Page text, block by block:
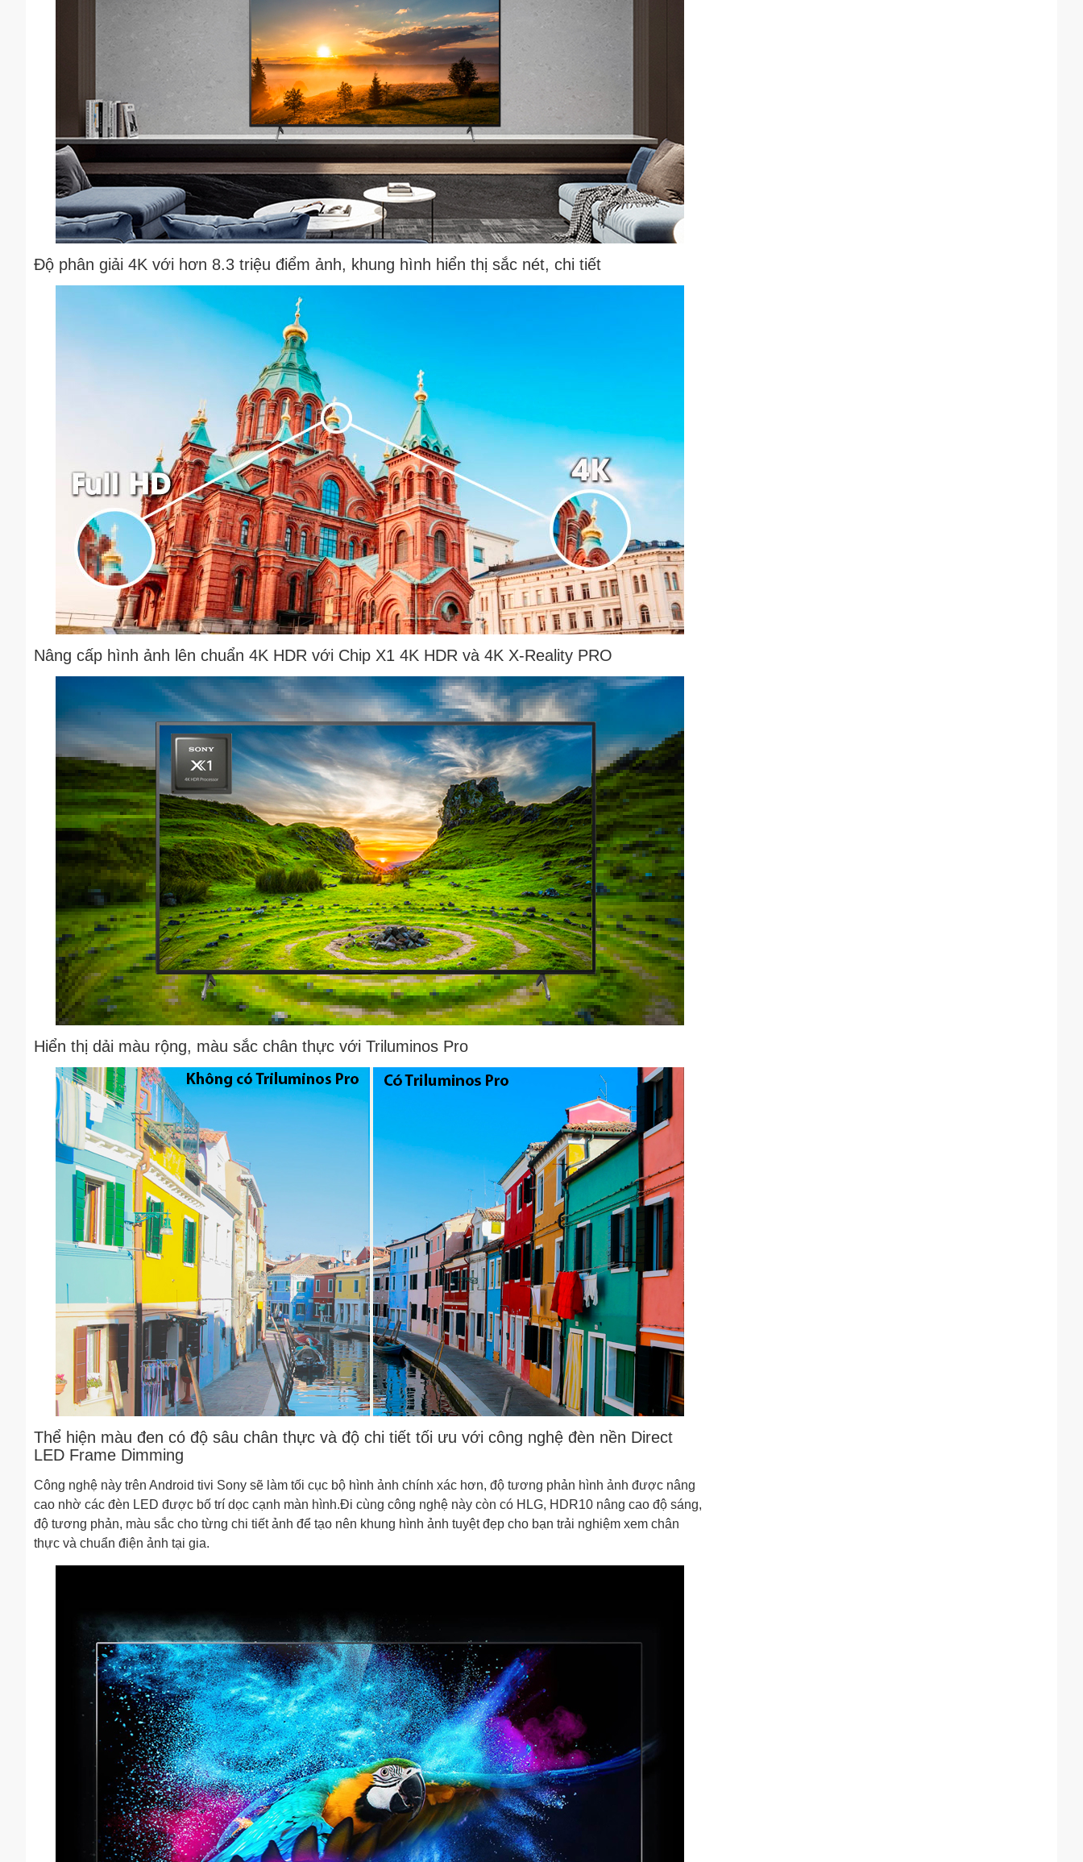
Độ phân giải 4K với hơn 8.3 triệu điểm ảnh, khung hình hiển thị sắc nét, chi tiết
Nâng cấp hình ảnh lên chuẩn 4K HDR với Chip X1 4K HDR và 4K X-Reality PRO
Hiển thị dải màu rộng, màu sắc chân thực với Triluminos Pro
Thể hiện màu đen có độ sâu chân thực và độ chi tiết tối ưu với công nghệ đèn nền Direct
LED Frame Dimming
Công nghệ này trên Android tivi Sony sẽ làm tối cục bộ hình ảnh chính xác hơn, độ tương phản hình ảnh được nâng
cao nhờ các đèn LED được bố trí dọc cạnh màn hình.Đi cùng công nghệ này còn có HLG, HDR10 nâng cao độ sáng,
độ tương phản, màu sắc cho từng chi tiết ảnh để tạo nên khung hình ảnh tuyệt đẹp cho bạn trải nghiệm xem chân
thực và chuẩn điện ảnh tại gia.